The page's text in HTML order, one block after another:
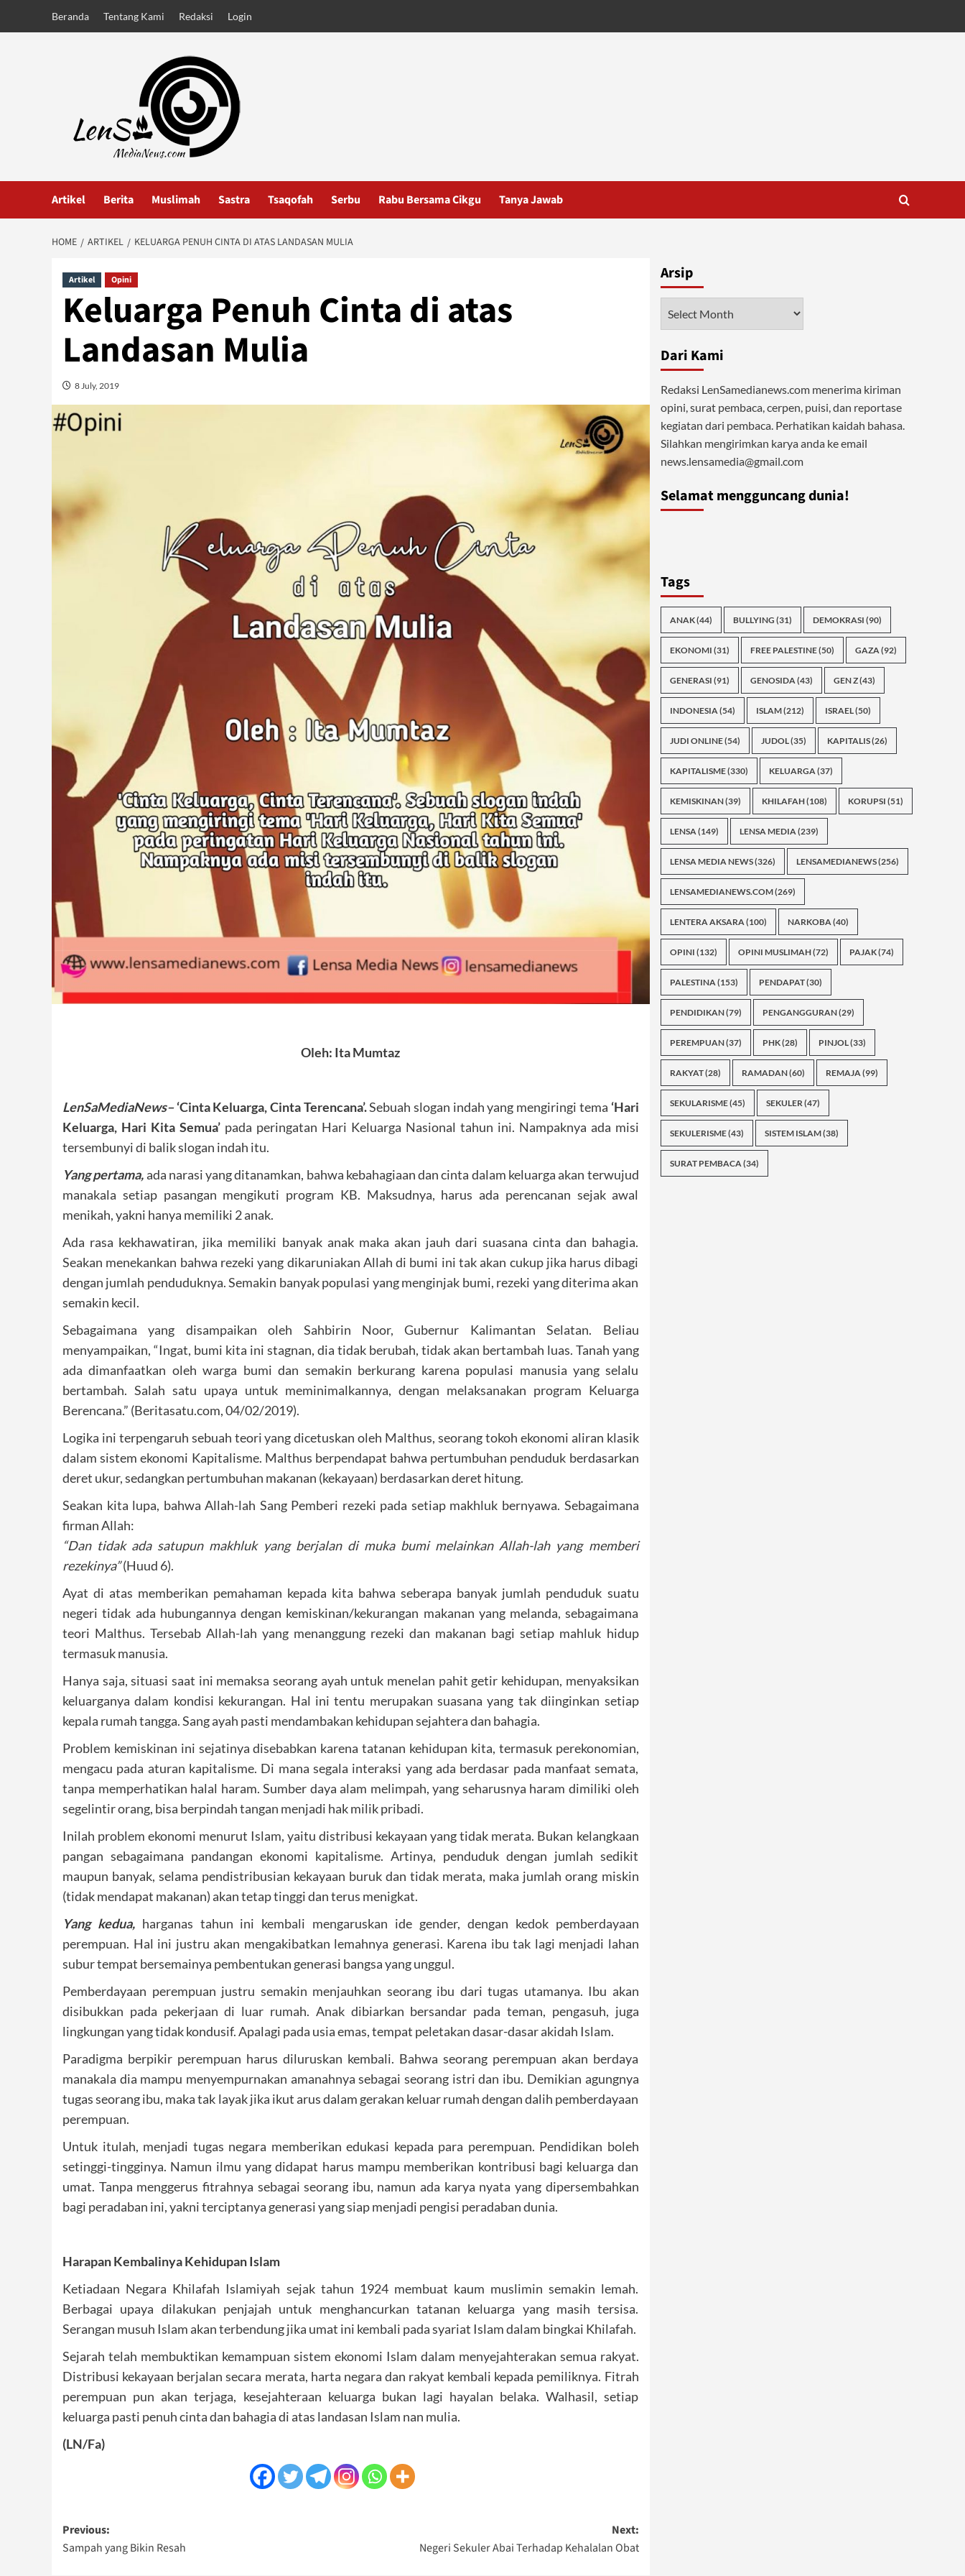
Beranda Tentang Kami Redaksi Login
Artikel Berita Muslimah Sastra Tsaqofah Serbu Rabu Bersama Cikgu Tanya Jawab
HOME ARTIKEL KELUARGA PENUH CINTA DI ATAS LANDASAN MULIA
Artikel Opini
Keluarga Penuh Cinta di atas
Landasan Mulia
8 July, 2019
Oleh: Ita Mumtaz
LenSaMediaNews–‘Cinta Keluarga, Cinta Terencana’.Sebuah slogan indah yang mengiringi tema ‘Hari
Keluarga, Hari Kita Semua’pada peringatan Hari Keluarga Nasional tahun ini. Nampaknya ada misi
tersembunyi di balik slogan indah itu.
Yangpertama,ada narasi yang ditanamkan, bahwa kebahagiaan dan cinta dalam keluarga akan terwujud
manakala setiap pasangan mengikuti program KB. Maksudnya, harus ada perencanan sejak awal
menikah, yakni hanya memiliki 2 anak.
Ada rasa kekhawatiran, jika memiliki banyak anak maka akan jauh dari suasana cinta dan bahagia.
Seakan menekankan bahwa rezeki yang dikaruniakan Allah di bumi ini tak akan cukup jika harus dibagi
dengan jumlah penduduknya. Semakin banyak populasi yang menginjak bumi, rezeki yang diterima akan
semakin kecil.
Sebagaimana yang disampaikan oleh Sahbirin Noor, Gubernur Kalimantan Selatan. Beliau
menyampaikan, “Ingat, bumi kita ini stagnan, dia tidak berubah, tidak akan bertambah luas. Tanah yang
ada dimanfaatkan oleh warga bumi dan semakin berkurang karena populasi manusia yang selalu
bertambah. Salah satu upaya untuk meminimalkannya, dengan melaksanakan program Keluarga
Berencana.” (Beritasatu.com, 04/02/2019).
Logika ini terpengaruh sebuah teori yang dicetuskan oleh Malthus, seorang tokoh ekonomi aliran klasik
dalam sistem ekonomi Kapitalisme. Malthus berpendapat bahwa pertumbuhan penduduk berdasarkan
deret ukur, sedangkan pertumbuhan makanan (kekayaan) berdasarkan deret hitung.
Seakan kita lupa, bahwa Allah-lah Sang Pemberi rezeki pada setiap makhluk bernyawa. Sebagaimana
firman Allah:
“Dan tidak ada satupun makhluk yang berjalan di muka bumi melainkan Allah-lah yang memberi
rezekinya”(Huud 6).
Ayat di atas memberikan pemahaman kepada kita bahwa seberapa banyak jumlah penduduk suatu
negeri tidak ada hubungannya dengan kemiskinan/kekurangan makanan yang melanda, sebagaimana
teori Malthus. Tersebab Allah-lah yang menanggung rezeki dan makanan bagi setiap mahluk hidup
termasuk manusia.
Hanya saja, situasi saat ini memaksa seorang ayah untuk menelan pahit getir kehidupan, menyaksikan
keluarganya dalam kondisi kekurangan. Hal ini tentu merupakan suasana yang tak diinginkan setiap
kepala rumah tangga. Sang ayah pasti mendambakan kehidupan sejahtera dan bahagia.
Problem kemiskinan ini sejatinya disebabkan karena tatanan kehidupan kita, termasuk perekonomian,
mengacu pada aturan kapitalisme. Di mana segala interaksi yang ada berdasar pada manfaat semata,
tanpa memperhatikan halal haram. Sumber daya alam melimpah, yang seharusnya haram dimiliki oleh
segelintir orang, bisa berpindah tangan menjadi hak milik pribadi.
Inilah problem ekonomi menurut Islam, yaitu distribusi kekayaan yang tidak merata. Bukan kelangkaan
pangan sebagaimana pandangan ekonomi kapitalisme. Artinya, penduduk dengan jumlah sedikit
maupun banyak, selama pendistribusian kekayaan buruk dan tidak merata, maka jumlah orang miskin
(tidak mendapat makanan) akan tetap tinggi dan terus menigkat.
Yang kedua,harganas tahun ini kembali mengaruskan ide gender, dengan kedok pemberdayaan
perempuan. Hal ini justru akan mengakibatkan lemahnya generasi. Karena ibu tak lagi menjadi lahan
subur tempat bersemainya pembentukan generasi bangsa yang unggul.
Pemberdayaan perempuan justru semakin menjauhkan seorang ibu dari tugas utamanya. Ibu akan
disibukkan pada pekerjaan di luar rumah. Anak dibiarkan bersandar pada teman, pengasuh, juga
lingkungan yang tidak kondusif. Apalagi pada usia emas, tempat peletakan dasar-dasar akidah Islam.
Paradigma berpikir perempuan harus diluruskan kembali. Bahwa seorang perempuan akan berdaya
manakala dia mampu menyempurnakan amanahnya sebagai seorang istri dan ibu. Demikian agungnya
tugas seorang ibu, maka tak layak jika ikut arus dalam gerakan keluar rumah dengan dalih pemberdayaan
perempuan.
Untuk itulah, menjadi tugas negara memberikan edukasi kepada para perempuan. Pendidikan boleh
setinggi-tingginya. Namun ilmu yang didapat harus mampu memberikan kontribusi bagi keluarga dan
umat. Tanpa menggerus fitrahnya sebagai seorang ibu, namun ada karya nyata yang dipersembahkan
bagi peradaban ini, yakni terciptanya generasi yang siap menjadi pengisi peradaban dunia.
Harapan Kembalinya Kehidupan Islam
Ketiadaan Negara Khilafah Islamiyah sejak tahun 1924 membuat kaum muslimin semakin lemah.
Berbagai upaya dilakukan penjajah untuk menghancurkan tatanan keluarga yang masih tersisa.
Serangan musuh Islam akan terbendung jika umat ini kembali pada syariat Islam dalam bingkai Khilafah.
Sejarah telah membuktikan kemampuan sistem ekonomi Islam dalam menyejahterakan semua rakyat.
Distribusi kekayaan berjalan secara merata, harta negara dan rakyat kembali kepada pemiliknya. Fitrah
perempuan pun akan terjaga, kesejahteraan keluarga bukan lagi hayalan belaka. Walhasil, setiap
keluarga pasti penuh cinta dan bahagia di atas landasan Islam nan mulia.
(LN/Fa)
Post
navigation
Previous:
Sampah yang Bikin Resah
Next:
Negeri Sekuler Abai Terhadap Kehalalan Obat
Arsip
Dari Kami
Redaksi LenSamedianews.com menerima kiriman
opini, surat pembaca, cerpen, puisi, dan reportase
kegiatan dari pembaca. Perhatikan kaidah bahasa.
Silahkan mengirimkan karya anda ke email
news.lensamedia@gmail.com
Selamat mengguncang dunia!
Tags
ANAK(44) BULLYING (31) DEMOKRASI (90)
EKONOMI (31) FREE PALESTINE(50) GAZA(92)
GENERASI (91) GENOSIDA(43) GEN Z(43)
INDONESIA(54) ISLAM(212) ISRAEL(50)
JUDI ONLINE(54) JUDOL(35) KAPITALIS(26)
KAPITALISME(330) KELUARGA(37)
KEMISKINAN(39) KHILAFAH(108) KORUPSI (51)
LENSA(149) LENSA MEDIA(239)
LENSA MEDIA NEWS(326) LENSAMEDIANEWS(256)
LENSAMEDIANEWS.COM(269)
LENTERA AKSARA(100) NARKOBA(40)
OPINI (132) OPINI MUSLIMAH(72) PAJAK(74)
PALESTINA(153) PENDAPAT(30)
PENDIDIKAN(79) PENGANGGURAN(29)
PEREMPUAN(37) PHK(28) PINJOL(33)
RAKYAT(28) RAMADAN(60) REMAJA(99)
SEKULARISME(45) SEKULER(47)
SEKULERISME(43) SISTEM ISLAM(38)
SURAT PEMBACA(34)